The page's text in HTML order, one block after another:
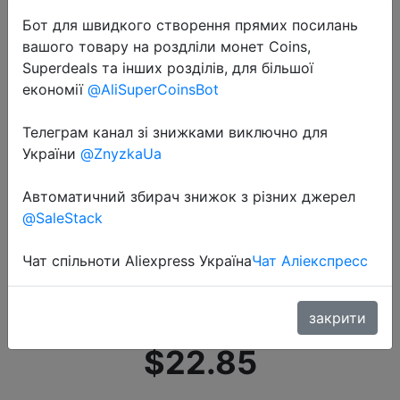
2021-01-01
Mifa портативный bluetooth спикер
Портативный беспроводной
громкоговорительЗвуковая
стерео музыки
$22.85
Бот для швидкого створення прямих посилань
вашого товару на роздліли монет Coins,
Superdeals та інших розділів, для більшої
економії @AliSuperCoinsBot
Телеграм канал зі знижками виключно для
України @ZnyzkaUa
Автоматичний збирач знижок з різних джерел
@SaleStack
Чат спільноти Aliexpress УкраїнаЧат Аліекспресс
закрити